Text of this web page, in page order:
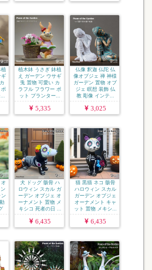
ギ
ポ
植木鉢 うさぎ 鉢植
え ガーデン ウサギ
兎 置物 可愛い カ
ラフル フラワー ポ
ット プランター...
5,335
仏像 釈迦 仏陀 仏
像オブジェ 禅 神様
ガーデン 置物 オブ
ジェ 瞑想 装飾 仏
教 彫像 インテ...
3,025
犬 ドッグ 骸骨 ハ
ロウィン スカル ガ
ーデン オブジェ オ
ーナメント 置物 メ
キシコ 死者の日 ...
6,435
猫 黒猫 ネコ 骸骨
ハロウィン スカル
ガーデン オブジェ
オーナメント キャ
ット 置物 メキシ...
6,435